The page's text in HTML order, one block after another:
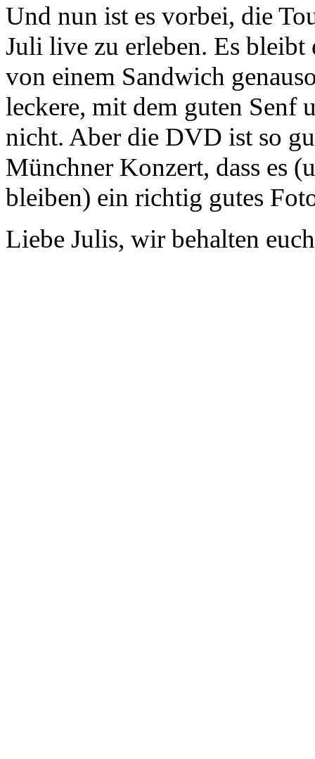
Und nun ist es vorbei, die
Juli live zu erleben. Es
von einem Sandwich
leckere, mit dem guten Senf
nicht. Aber die DVD ist so
Münchner Konzert, dass es
bleiben) ein richtig gutes
Liebe Julis, wir behalten